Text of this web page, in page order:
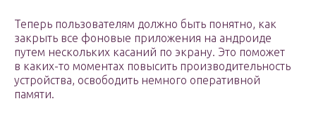
Теперь пользователям должно быть понятно, как
закрыть все фоновые приложения на андроиде
путем нескольких касаний по экрану. Это поможет
в каких-то моментах повысить производительность
устройства, освободить немного оперативной
памяти.